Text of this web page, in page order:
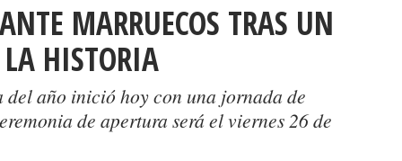
MARRUECOS TRAS UN
HISTORIA
del año inició hoy con una jornada de
de apertura será el viernes 26 de